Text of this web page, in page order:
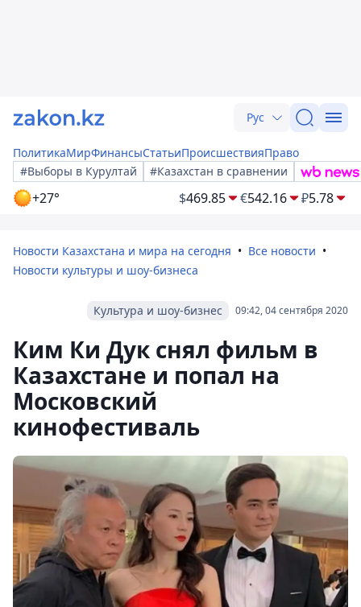
Рус
ПолитикаМирФинансыСтатьиПроисшествияПраво
#Выборы в Курултай
#Казахстан в сравнении
+27° $469.85 €542.16 ₽5.78
Новости Казахстана и мира на сегодня
Все новости
Новости культуры и шоу-бизнеса
09:42, 04 сентября 2020
Культура и шоу-бизнес
Ким Ки Дук снял фильм в
Казахстане и попал на
Московский
кинофестиваль